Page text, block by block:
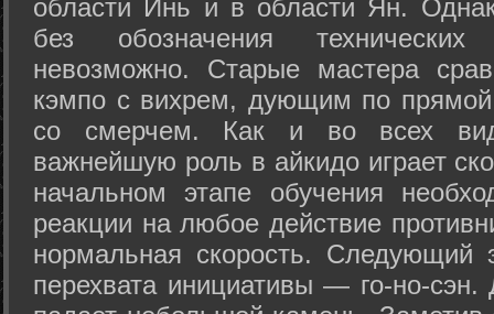
области Инь и в области Ян.
без обозначения
невозможно. Старые мастера
кэмпо с вихрем, дующим по
со смерчем. Как и во всех
важнейшую роль в айкидо играет
начальном этапе обучения
реакции на любое действие
нормальная скорость.
перехвата инициативы — го-но-